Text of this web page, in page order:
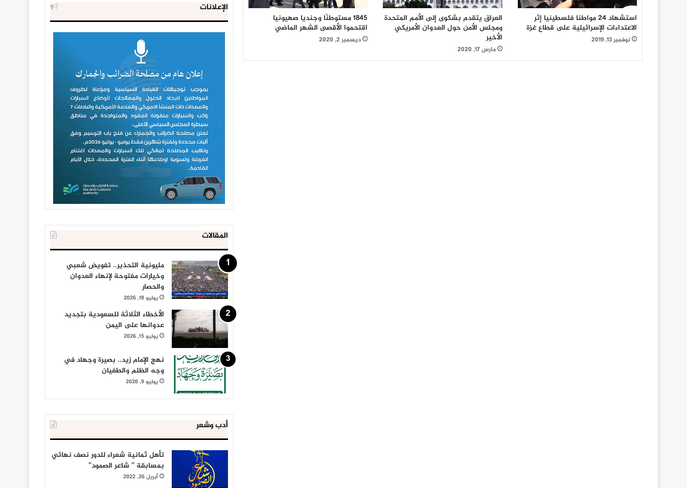
استشهاد 24 مواطنا فلسطينيا إثر
الاعتداءات الإسرائيلية على قطاع غزة
نوفمبر 13, 2019
العراق يتقدم بشكوى إلى الأمم المتحدة
ومجلس الأمن حول العدوان الأمريكي
الأخير
مارس 17, 2020
1845 مستوطنًا وجنديا صهيونيا
اقتحموا الأقصى الشهر الماضي
ديسمبر 2, 2020
الإعلانات
المقالات
مليونية التحذير.. تفويض شعبي
وخيارات مفتوحة لإنهاء العدوان
والحصار
يوليو 18, 2026
الأخطاء الثلاثة للسعودية بتجديد
عدوانها على اليمن
يوليو 15, 2026
نهج الإمام زيد.. بصيرة وجهاد في
وجه الظلم والطغيان
يوليو 9, 2026
أدب وشعر
تأهل ثمانية شعراء للدور نصف نهائي
بمسابقة ” شاعر الصمود”
أبريل 26, 2022